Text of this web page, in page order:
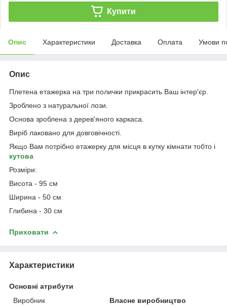
Купити
Опис Характеристики Доставка Оплата Умови
Опис
Плетена етажерка на три полички прикрасить Ваш інтер'єр.
Зроблено з натуральної лози.
Основа зроблена з дерев'яного каркаса.
Виріб лаковано для довговічності.
Якщо Вам потрібно етажерку для місця в кутку кімнати тобто і
кутова
Розміри:
Висота - 95 см
Ширина - 50 см
Глибина - 30 см
Приховати
Характеристики
Основні атрибути
Виробник
Власне виробництво